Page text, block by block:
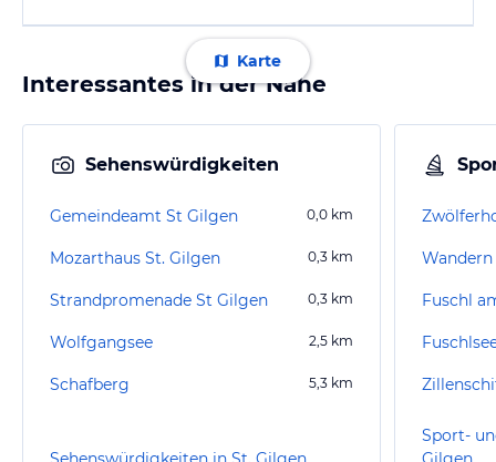
Karte
Interessantes in der Nähe
Sehenswürdigkeiten
Gemeindeamt St Gilgen 0,0 km
Mozarthaus St. Gilgen 0,3 km
Strandpromenade St Gilgen 0,3 km
Wolfgangsee 2,5 km
Schafberg 5,3 km
Fuschl
Sport-